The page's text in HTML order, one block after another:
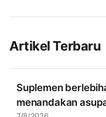
Artikel Terbaru
Suplemen
menandakan